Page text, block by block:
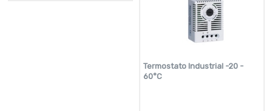
Termostato Industrial -20 -
60°C